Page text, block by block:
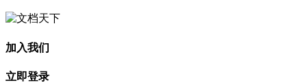
加入我们
立即登录